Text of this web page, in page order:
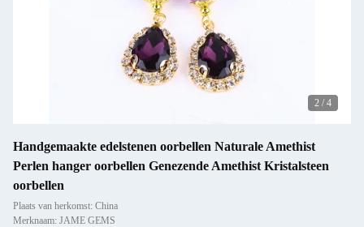
2 / 4
Handgemaakte edelstenen oorbellen Naturale Amethist
Perlen hanger oorbellen Genezende Amethist Kristalsteen
oorbellen
Plaats van herkomst: China
Merknaam: JAME GEMS